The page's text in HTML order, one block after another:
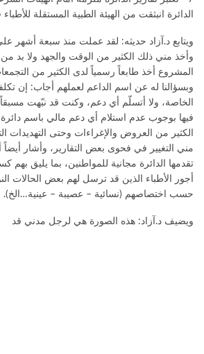
الدائرة انبثقت من الهيئة الطبية المستقلة
ويتابع د.آزاد حديثه: لقد عملت منذ سبعة أشهر
وأخذ مني ذلك الكثير من الوقت والجهد ولا بد
المشروع أخذ طابعاً رسمياً لدى الكثير من
وبسؤالنا له عن اسم الداعم لعملهم أجاب: إن
الخاصة، ولا أتسلّم أي دعم، وكنت قد نبّهت مسبقاً
فيها بوجوب عدم استلام أي دعم مالي باسم
الكثير من العروض والإغراءات وحتى التهديدات
مني التغيير في فحوى بعض التقارير، وأشار
تقدمها الدائرة مجانية للمواطنين، بما يليق
أجور الأطباء الذين قد ترسل لهم بعض الحالات
حسب اختصاصهم (نسائية – عصيبة – عينية…الخ).
ويضيف د.آزاد: هذه الصورة هي لرجل مدني قد